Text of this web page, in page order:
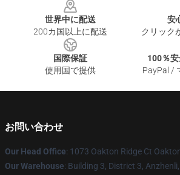
世界中に配送
200カ国以上に配送
安
クリック
国際保証
使用国で提供
100％
PayPal /
お問い合わせ
Our Head Office: 1073 Oakton Ridge Ct
Our Warehouse: Building 3, District 3,